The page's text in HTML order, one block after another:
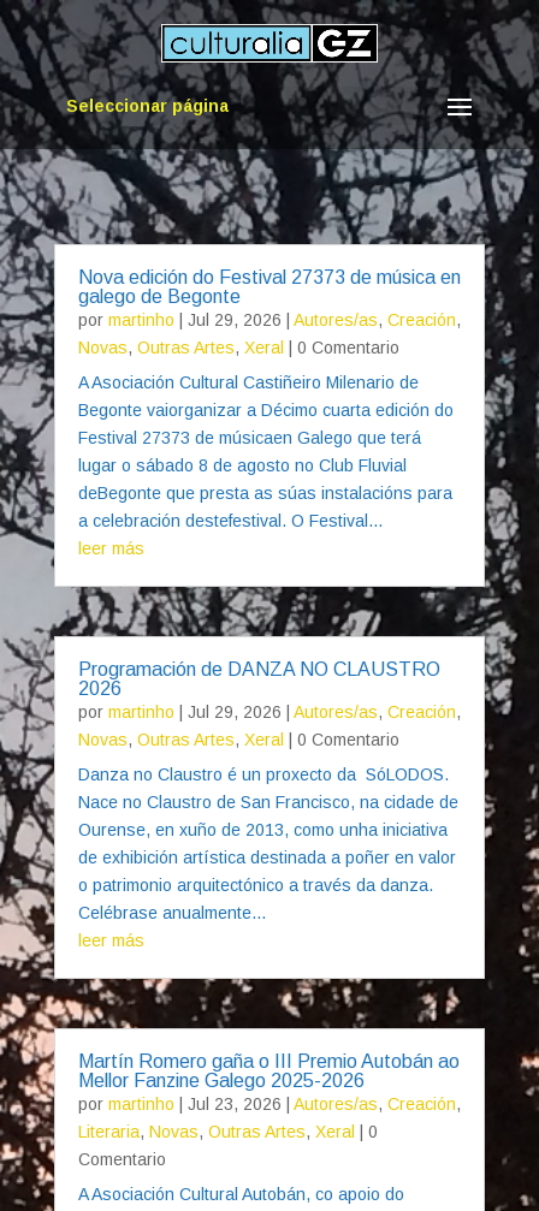
Seleccionar página
Nova edición do Festival 27373 de música en
galego de Begonte
por martinho Jul 29, 2026 Autores/as, Creación,
Novas, Outras Artes, Xeral
| 0 Comentario
A Asociación Cultural Castiñeiro Milenario de
Begonte vaiorganizar a Décimo cuarta edición do
Festival 27373 de músicaen Galego que terá
lugar o sábado 8 de agosto no Club Fluvial
deBegonte que presta as súas instalacións para
a celebración destefestival. O Festival...
leer más
Programación de DANZA NO CLAUSTRO
2026
por martinho Jul 29, 2026 Autores/as, Creación,
Novas, Outras Artes, Xeral
| 0 Comentario
Danza no Claustro é un proxecto da SóLODOS.
Nace no Claustro de San Francisco, na cidade de
Ourense, en xuño de 2013, como unha iniciativa
de exhibición artística destinada a poñer en valor
o patrimonio arquitectónico a través da danza.
Celébrase anualmente...
leer más
Martín Romero gaña o III Premio Autobán ao
Mellor Fanzine Galego 2025-2026
por martinho Jul 23, 2026 Autores/as, Creación,
Literaria, Novas, Outras Artes, Xeral
| 0
Comentario
A Asociación Cultural Autobán, co apoio do